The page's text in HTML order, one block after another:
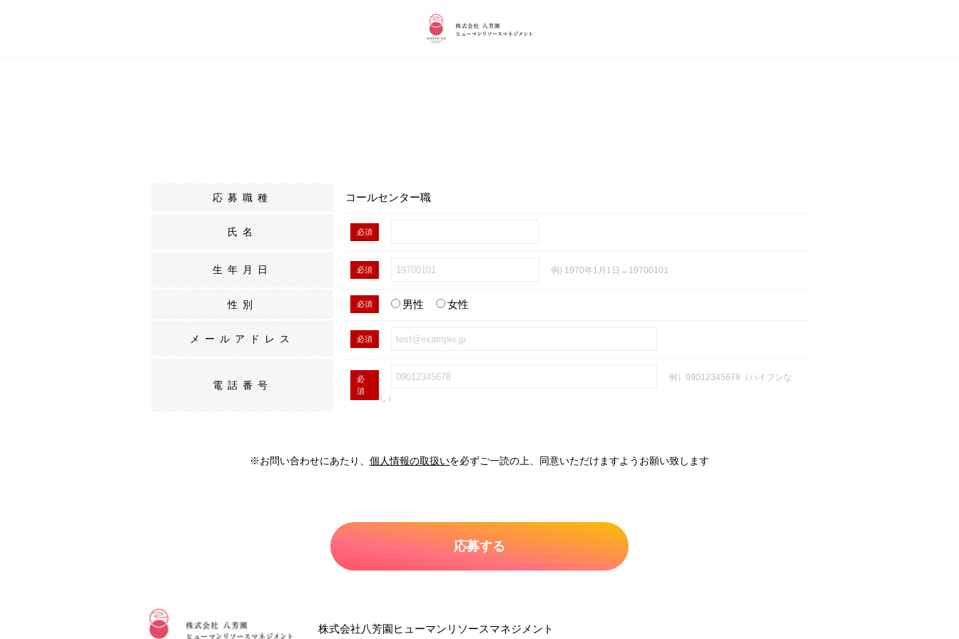
応募職種 コールセンター職
氏名 必須
生年月日 必須 例) 1970年1月1日→19700101
性別 必須 男性 女性
メールアドレス 必須
電話番号
必
須
例）09012345678（ハイフンな
し）
※お問い合わせにあたり、 個人情報の取扱いを必ずご一読の上、同意いただけますようお願い致します
株式会社八芳園ヒューマンリソースマネジメント